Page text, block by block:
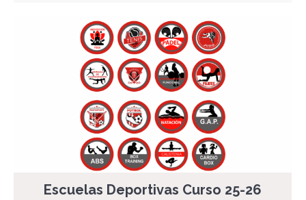
Escuelas Deportivas Curso 25-26